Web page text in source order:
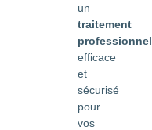
un
traitement
professionnel
efficace
et
sécurisé
pour
vos